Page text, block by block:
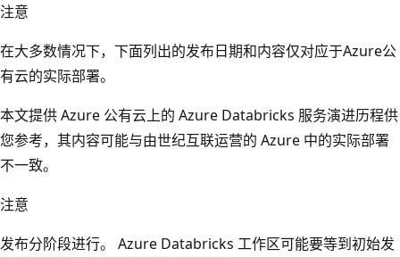
注意
在大多数情况下，下面列出的发布日期和内容仅对应于Azure公
有云的实际部署。
本文提供 Azure 公有云上的 Azure Databricks 服务演进历程供
您参考，其内容可能与由世纪互联运营的 Azure 中的实际部署
不一致。
注意
发布分阶段进行。 Azure Databricks 工作区可能要等到初始发